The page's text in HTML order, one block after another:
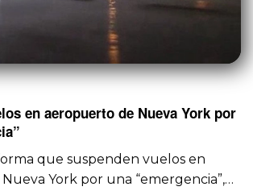
en aeropuerto de Nueva York por
que suspenden vuelos en
York por una “emergencia”,…